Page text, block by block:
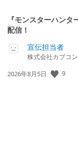
『モンスターハンタ
配信！
宣伝担当者
株式会社カプコン
公
2026年8月5日 9